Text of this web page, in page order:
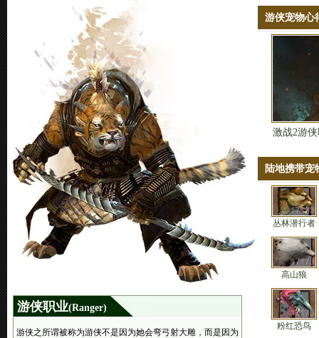
游侠职业(Ranger)
游侠之所谓被称为游侠不是因为她会弯弓射大雕，而是因为
游侠宠物心
激战2游
陆地携带宠
丛林潜行者
高山狼
粉红恐鸟